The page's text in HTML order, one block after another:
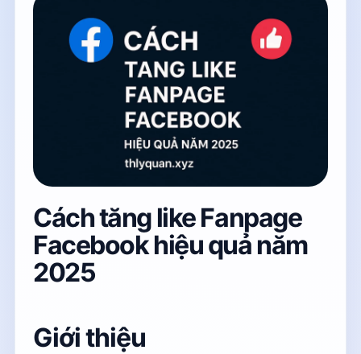
Cách tăng like Fanpage
Facebook hiệu quả năm
2025
Giới thiệu